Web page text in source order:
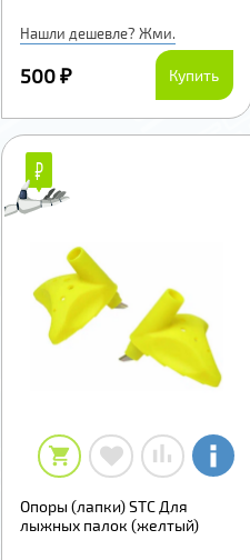
Нашли дешевле? Жми.
500 ₽ Купить
₽
₽
Опоры (лапки) STC Для
лыжных палок (желтый)